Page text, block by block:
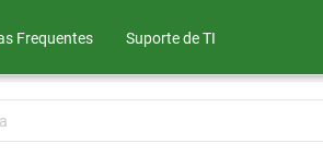
Frequentes Suporte de TI